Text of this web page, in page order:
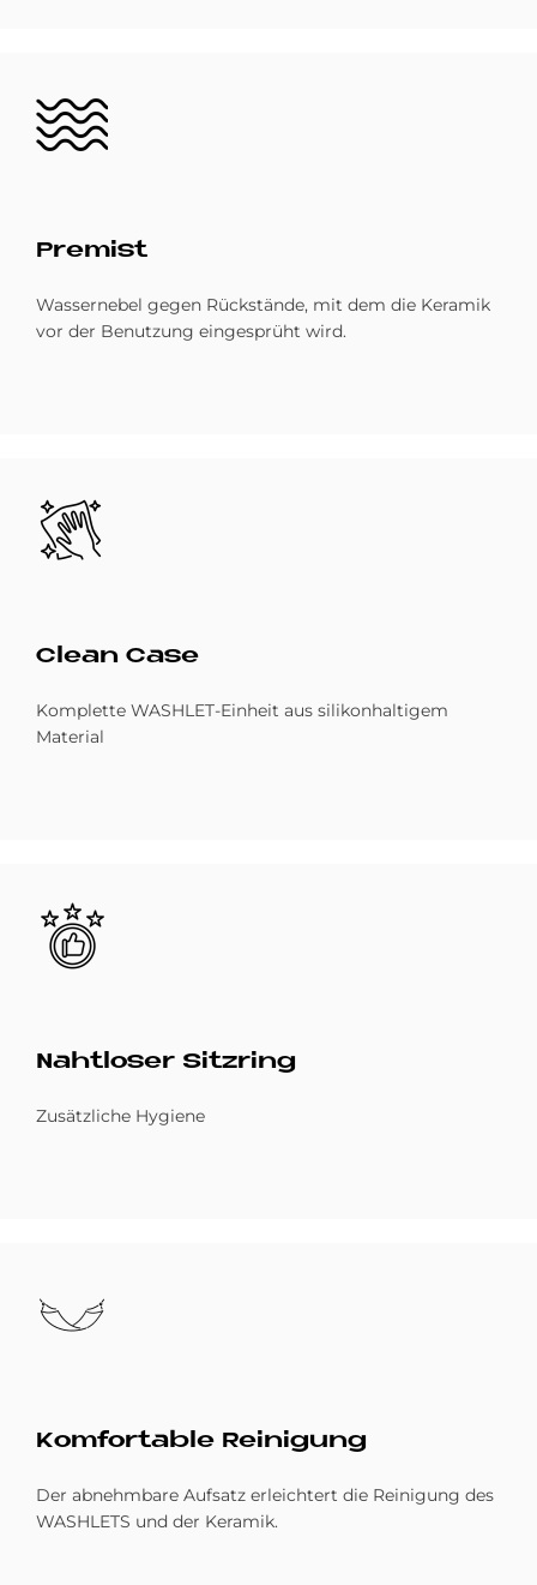
Bild
Pre­mist
Wassernebel gegen Rückstände, mit dem die Keramik
vor der Benutzung eingesprüht wird.
Bild
Clean Case
Komplette WASHLET-Einheit aus silikonhaltigem
Material
Bild
Naht­lo­ser Sitz­ring
Zusätzliche Hygiene
Kom­for­ta­b­le Rei­ni­gung
Der abnehmbare Aufsatz erleichtert die Reinigung des
WASHLETS und der Keramik.